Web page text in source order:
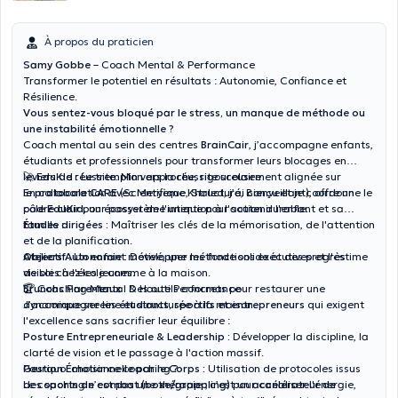
À propos du praticien
Samy Gobbe – Coach Mental & Performance
Transformer le potentiel en résultats : Autonomie, Confiance et
Résilience.
Vous sentez-vous bloqué par le stress, un manque de méthode ou
une instabilité émotionnelle ?
Coach mental au sein des centres BrainCair, j’accompagne enfants,
étudiants et professionnels pour transformer leurs blocages en
leviers de réussite. Mon approche, rigoureusement alignée sur
leprotocole CARE(Scientifique, Structuré, Bienveillant), offre un
cadre clair pour passer de l'intention à l'action durable.
🚀 EduKid : Le tremplin vers la réussite scolaire
En collaboration avec Meryeme Khaled, j’ai conçu et je coordonne le
pôleEduKid, un écosystème unique pour soutenir l'enfant et sa
famille :
Études dirigées : Maîtriser les clés de la mémorisation, de l'attention
et de la planification.
Ateliers Autonomie :Développer les fonctions exécutives et l'estime
de soi chez les jeunes.
Brunchs Parentaux : Des outils concrets pour restaurer une
dynamique sereine et structurée à la maison.
Objectif :Un enfant motivé, une méthode solide et des progrès
visibles à l'école comme à la maison.
🏆 Coaching Mental & Haute Performance
J’accompagne lesétudiants, sportifs et entrepreneurs qui exigent
l'excellence sans sacrifier leur équilibre :
Posture Entrepreneuriale & Leadership : Développer la discipline, la
clarté de vision et le passage à l'action massif.
Gestion Émotionnelle par le Corps : Utilisation de protocoles issus
dessports de combat (boxe/grappling)pour canaliser l'énergie,
Pourquoi choisir ce coaching ?
Le coaching n’est pas une thérapie ; c’est unaccélérateur de